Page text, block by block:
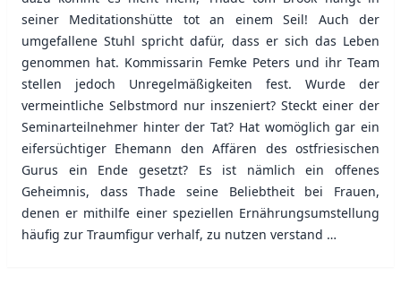
seiner Meditationshütte tot an einem Seil! Auch der
umgefallene Stuhl spricht dafür, dass er sich das Leben
genommen hat. Kommissarin Femke Peters und ihr Team
stellen jedoch Unregelmäßigkeiten fest. Wurde der
vermeintliche Selbstmord nur inszeniert? Steckt einer der
Seminarteilnehmer hinter der Tat? Hat womöglich gar ein
eifersüchtiger Ehemann den Affären des ostfriesischen
Gurus ein Ende gesetzt? Es ist nämlich ein offenes
Geheimnis, dass Thade seine Beliebtheit bei Frauen,
denen er mithilfe einer speziellen Ernährungsumstellung
häufig zur Traumfigur verhalf, zu nutzen verstand …